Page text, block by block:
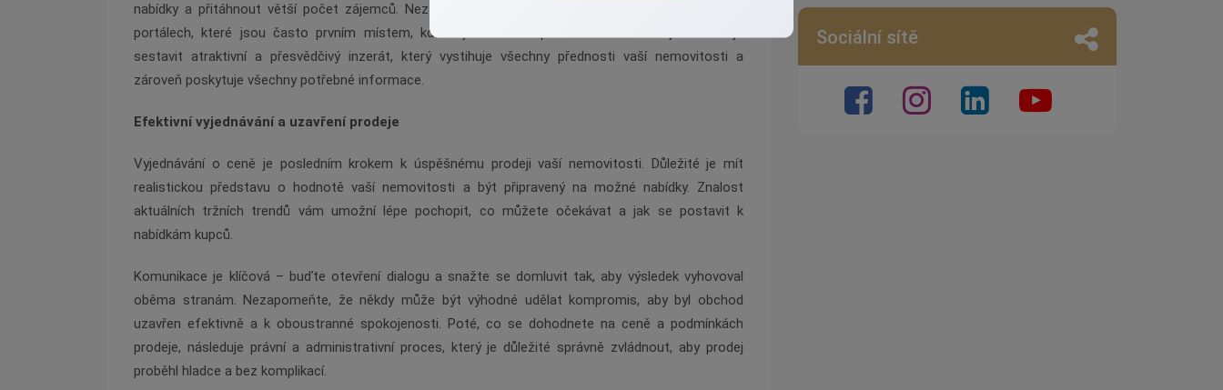
nabídky a přitáhnout větší počet zájemců. Nezapomínejte také na možnost inzerce na realitních
portálech, které jsou často prvním místem, kde zájemci o koupi nemovitosti hledají. Klíčem je
sestavit atraktivní a přesvědčivý inzerát, který vystihuje všechny přednosti vaší nemovitosti a
zároveň poskytuje všechny potřebné informace.
Efektivní vyjednávání a uzavření prodeje
Vyjednávání o ceně je posledním krokem k úspěšnému prodeji vaší nemovitosti. Důležité je mít
realistickou představu o hodnotě vaší nemovitosti a být připravený na možné nabídky. Znalost
aktuálních tržních trendů vám umožní lépe pochopit, co můžete očekávat a jak se postavit k
nabídkám kupců.
Komunikace je klíčová – buďte otevření dialogu a snažte se domluvit tak, aby výsledek vyhovoval
oběma stranám. Nezapomeňte, že někdy může být výhodné udělat kompromis, aby byl obchod
uzavřen efektivně a k oboustranné spokojenosti. Poté, co se dohodnete na ceně a podmínkách
prodeje, následuje právní a administrativní proces, který je důležité správně zvládnout, aby prodej
proběhl hladce a bez komplikací.
Sociální sítě